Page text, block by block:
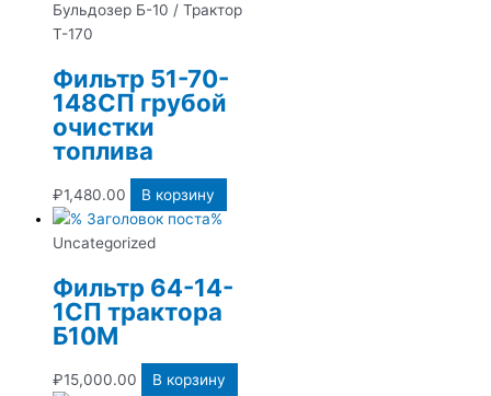
Бульдозер Б-10 / Трактор
Т-170
Фильтр 51-70-
148СП грубой
очистки
топлива
₽1,480.00 В корзину
Uncategorized
Фильтр 64-14-
1СП трактора
Б10М
₽15,000.00 В корзину